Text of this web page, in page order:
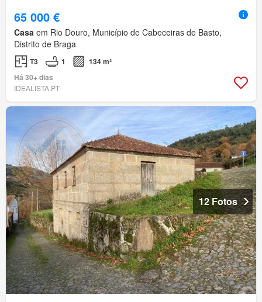
65 000 €
Casa em Rio Douro, Município de Cabeceiras de Basto,
Distrito de Braga
T3 1
134 m²
Há 30+ dias
IDEALISTA.PT
12 Fotos